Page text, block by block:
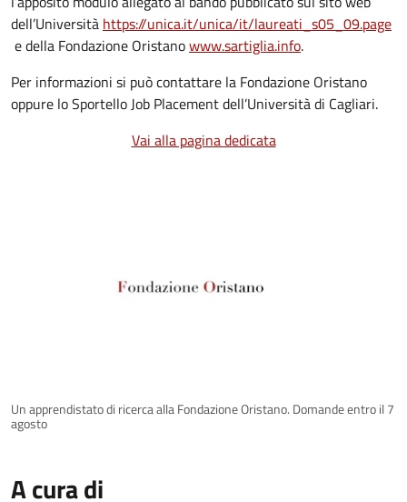
dell’Università https://unica.it/unica/it/laureati_s05_09.page
e della Fondazione Oristanowww.sartiglia.info.
Per informazioni si può contattare la Fondazione Oristano
oppure lo Sportello Job Placement dell’Università di Cagliari.
Vai alla pagina dedicata
Un apprendistato di ricerca alla Fondazione Oristano. Domande entro il 7
agosto
A cura di